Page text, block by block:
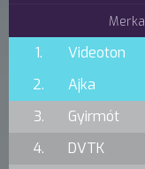
1. Videoton
2.
Ajka
3.
Gyirmót
4.
DVTK